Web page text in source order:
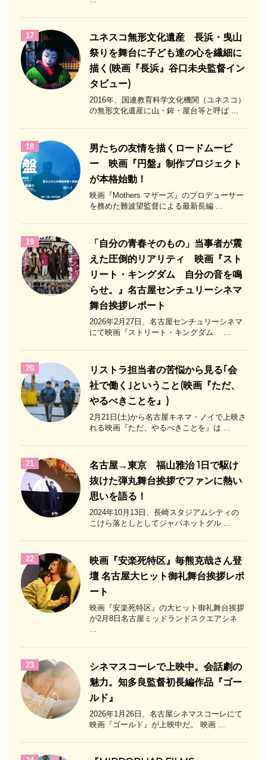
17
ユネスコ無形文化遺産 長浜・曳山
祭りを舞台に子ども達の心を繊細に
描く(映画『長浜』谷口未央監督イン
タビュー)
2016年、国連教育科学文化機関（ユネスコ）
の無形文化遺産に山・鉾・屋台等と呼ば ...
18
男たちの友情を描くロードムービ
ー 映画『円盤』制作プロジェクト
が本格始動！
映画『Mothers マザーズ』のプロデューサー
を務めた難波望監督による最新長編 ...
19
「自分の青春そのもの」当事者が震
えた圧倒的リアリティ 映画『スト
リート・キングダム 自分の音を鳴
らせ。』名古屋センチュリーシネマ
舞台挨拶レポート
2026年2月27日、名古屋センチュリーシネマ
にて映画『ストリート・キングダム ...
20
リストラ担当者の苦悩から見る｢会
社で働く｣ということ(映画『ただ、
やるべきことを』)
2月21日(土)から名古屋キネマ・ノイで上映さ
れる映画『ただ、やるべきことを』は ...
21
名古屋→東京 福山雅治 1日で駆け
抜けた弾丸舞台挨拶でファンに熱い
思いを語る！
2024年10月13日、長崎スタジアムシティの
こけら落としとしてジャパネットグル ...
22
映画『安楽死特区』毎熊克哉さん登
壇 名古屋大ヒット御礼舞台挨拶レポ
ート
映画『安楽死特区』の大ヒット御礼舞台挨拶
が2月8日名古屋ミッドランドスクエアシネ
23
シネマスコーレで上映中。会話劇の
魅力。知多良監督初長編作品『ゴー
ルド』
2026年1月26日、名古屋シネマスコーレにて
映画『ゴールド』が上映中だ。 映画 ...